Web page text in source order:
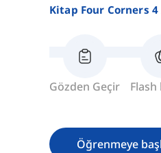
Kitap Four Corners 4
Gözden Geçir
Öğrenmeye